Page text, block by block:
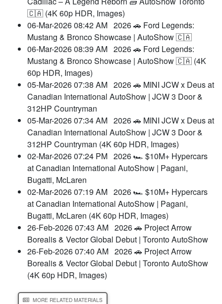
🇨🇦 (4K 60p HDR, Images)
06-Mar-2026 08:42 AM 2026 🚗 Ford Legends:
Mustang & Bronco Showcase | AutoShow 🇨🇦
06-Mar-2026 08:39 AM 2026 🚗 Ford Legends:
Mustang & Bronco Showcase | AutoShow 🇨🇦 (4K
60p HDR, Images)
05-Mar-2026 07:38 AM 2026 🚗 MINI JCW x Deus at
Canadian International AutoShow | JCW 3 Door &
312HP Countryman
05-Mar-2026 07:34 AM 2026 🚗 MINI JCW x Deus at
Canadian International AutoShow | JCW 3 Door &
312HP Countryman (4K 60p HDR, Images)
02-Mar-2026 07:24 PM 2026 🏎️ $10M+ Hypercars
at Canadian International AutoShow | Pagani,
Bugatti, McLaren
02-Mar-2026 07:19 AM 2026 🏎️ $10M+ Hypercars
at Canadian International AutoShow | Pagani,
Bugatti, McLaren (4K 60p HDR, Images)
26-Feb-2026 07:43 AM 2026 🚗 Project Arrow
Borealis & Vector Global Debut | Toronto AutoShow
26-Feb-2026 07:40 AM 2026 🚗 Project Arrow
Borealis & Vector Global Debut | Toronto AutoShow
(4K 60p HDR, Images)
MORE RELATED MATERIALS